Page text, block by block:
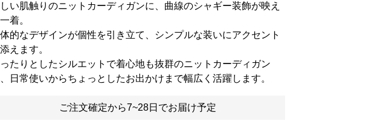
い肌触りのニットカーディガンに、曲線のシャギー装飾が映え
着。
的なデザインが個性を引き立て、シンプルな装いにアクセント
えます。
たりとしたシルエットで着心地も抜群のニットカーディガン
日常使いからちょっとしたお出かけまで幅広く活躍します。
ご注文確定から7~28日でお届け予定